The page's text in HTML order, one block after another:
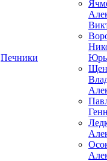
Печники